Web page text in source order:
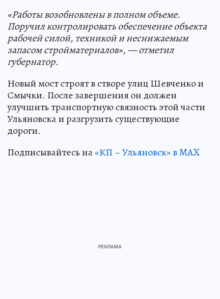
«Работы возобновлены в полном объеме.
Поручил контролировать обеспечение объекта
рабочей силой, техникой и неснижаемым
запасом стройматериалов», — отметил
губернатор.
Новый мост строят в створе улиц Шевченко и
Смычки. После завершения он должен
улучшить транспортную связность этой части
Ульяновска и разгрузить существующие
дороги.
Подписывайтесь на«КП – Ульяновск» в MAX